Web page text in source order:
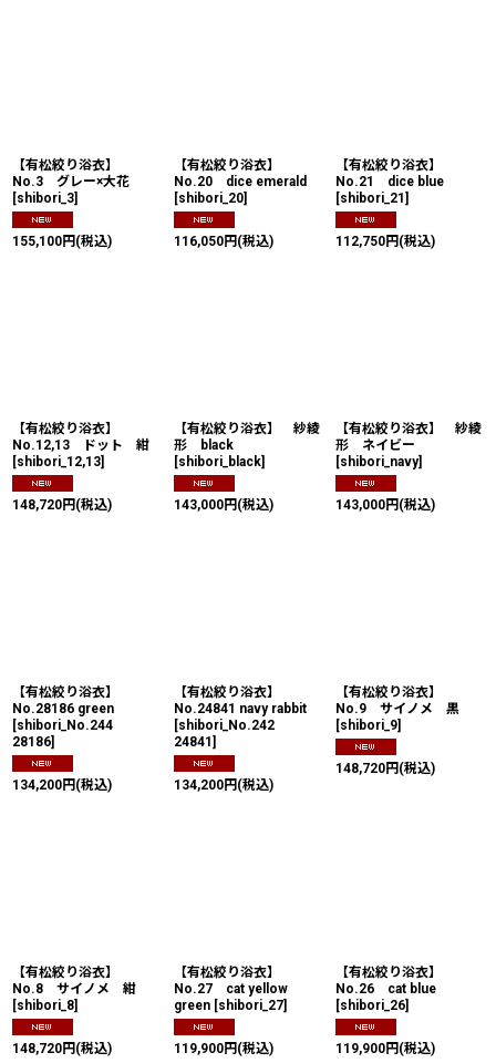
【有松絞り浴衣】
No.3 グレー×大花
[shibori_3]
155,100円 (税込)
【有松絞り浴衣】
No.20 dice emerald
[shibori_20]
116,050円 (税込)
【有松絞り浴衣】
No.21 dice blue
[shibori_21]
112,750円 (税込)
【有松絞り浴衣】
No.12,13 ドット 紺
[shibori_12,13]
148,720円 (税込)
【有松絞り浴衣】 紗綾
形 black
[shibori_black]
143,000円 (税込)
【有松絞り浴衣】 紗綾
形 ネイビー
[shibori_navy]
143,000円 (税込)
【有松絞り浴衣】
No.28186 green
[shibori_No.244
28186]
134,200円 (税込)
【有松絞り浴衣】
No.24841 navy rabbit
[shibori_No.242
24841]
134,200円 (税込)
【有松絞り浴衣】
No.9 サイノメ 黒
[shibori_9]
148,720円 (税込)
【有松絞り浴衣】
No.8 サイノメ 紺
[shibori_8]
148,720円 (税込)
【有松絞り浴衣】
No.27 cat yellow
green [shibori_27]
119,900円 (税込)
【有松絞り浴衣】
No.26 cat blue
[shibori_26]
119,900円 (税込)